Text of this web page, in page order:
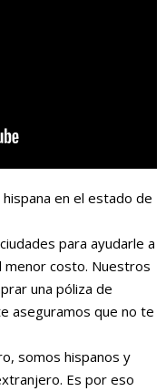
en el estado de
para ayudarle a
costo. Nuestros
una póliza de
aseguramos que no te
somos hispanos y
Es por eso